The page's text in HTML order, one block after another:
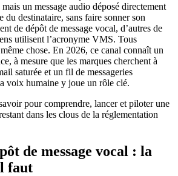
un message audio déposé directement
du destinataire, sans faire sonner son
de dépôt de message vocal, d’autres de
utilisent l’acronyme VMS. Tous
chose. En 2026, ce canal connaît un
à mesure que les marques cherchent à
saturée et un fil de messageries
voix humaine y joue un rôle clé.
pour comprendre, lancer et piloter une
dans les clous de la réglementation
de message vocal : la
faut